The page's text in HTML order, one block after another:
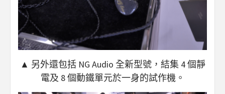
▲ 另外還包括 NG Audio 全新型號，結集 4 個靜
電及 8 個動鐵單元於一身的試作機。